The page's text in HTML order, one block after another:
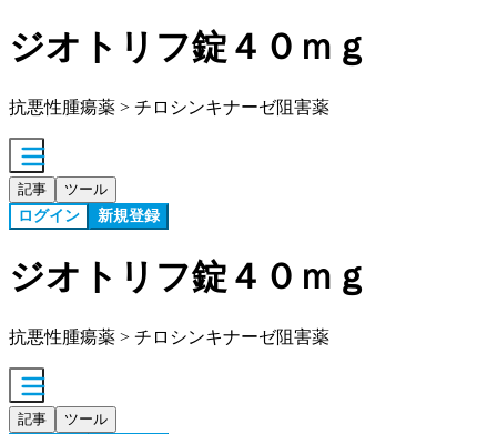
ジオトリフ錠４０ｍｇ
抗悪性腫瘍薬 > チロシンキナーゼ阻害薬
記事 ツール
ログイン 新規登録
ジオトリフ錠４０ｍｇ
抗悪性腫瘍薬 > チロシンキナーゼ阻害薬
記事 ツール